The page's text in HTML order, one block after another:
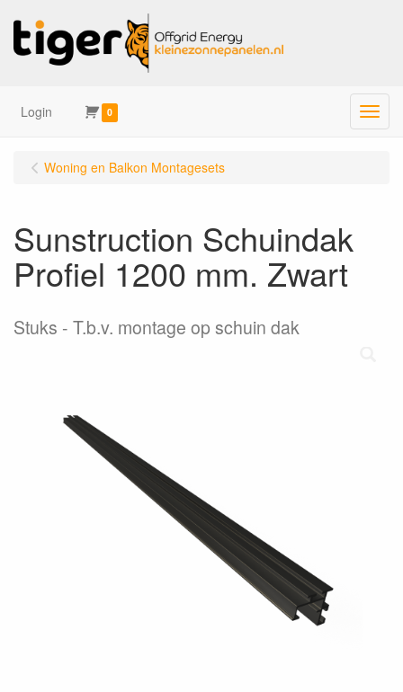
Login 0 Menu
Woning en Balkon Montagesets
Sunstruction Schuindak
Profiel 1200 mm. Zwart
Stuks T.b.v. montage op schuin dak